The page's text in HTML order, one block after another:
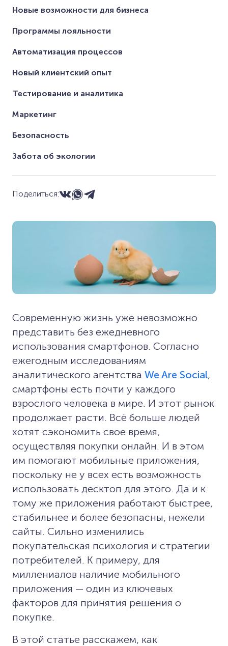
Современную жизнь уже невозможно
представить без ежедневного
использования смартфонов. Согласно
ежегодным исследованиям
аналитического агентства We Are Social,
смартфоны есть почти у каждого
взрослого человека в мире. И этот рынок
продолжает расти. Всё больше людей
хотят сэкономить свое время,
осуществляя покупки онлайн. И в этом
им помогают мобильные приложения,
поскольку не у всех есть возможность
использовать десктоп для этого. Да и к
тому же приложения работают быстрее,
стабильнее и более безопасны, нежели
сайты. Сильно изменились
покупательская психология и стратегии
потребителей. К примеру, для
миллениалов наличие мобильного
приложения — один из ключевых
факторов для принятия решения о
покупке.
В этой статье расскажем, как
Новые возможности для бизнеса
Программы лояльности
Автоматизация процессов
Новый клиентский опыт
Тестирование и аналитика
Маркетинг
Безопасность
Забота об экологии
Поделиться: